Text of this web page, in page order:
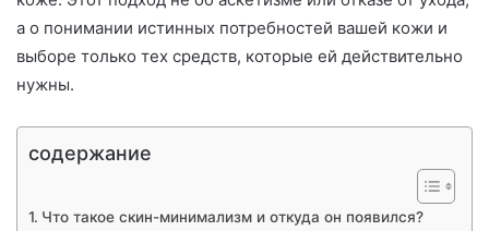
а о понимании истинных потребностей вашей кожи и
выборе только тех средств, которые ей действительно
нужны.
содержание
Что такое скин-минимализм и откуда он появился?